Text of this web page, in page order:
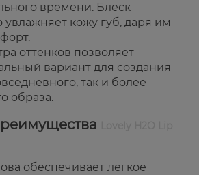
времени. Блеск
увлажняет кожу губ, даря им
оттенков позволяет
вариант для создания
так и более
образа.
обеспечивает легкое